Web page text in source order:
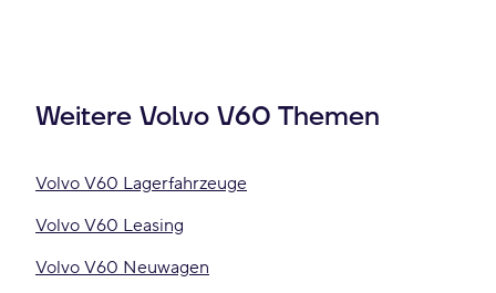
Weitere Volvo V60 Themen
Volvo V60 Lagerfahrzeuge
Volvo V60 Leasing
Volvo V60 Neuwagen